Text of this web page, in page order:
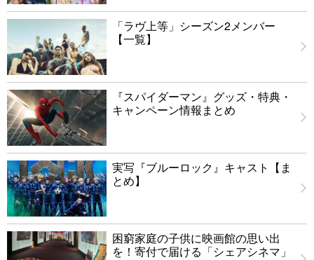
「ラヴ上等」シーズン2メンバー
【一覧】
『スパイダーマン』グッズ・特典・
キャンペーン情報まとめ
実写『ブルーロック』キャスト【ま
とめ】
困窮家庭の子供に映画館の思い出
を！寄付で届ける「シェアシネマ」